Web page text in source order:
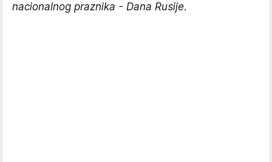
nacionalnog praznika - Dana Rusije.